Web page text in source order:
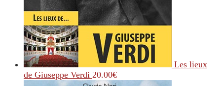
Les lieux
de Giuseppe Verdi 20.00€